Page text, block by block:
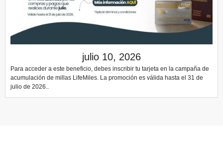
julio 10, 2026
Para acceder a este beneficio, debes inscribir tu tarjeta en la campaña de
acumulación de millas LifeMiles. La promoción es válida hasta el 31 de
julio de 2026..